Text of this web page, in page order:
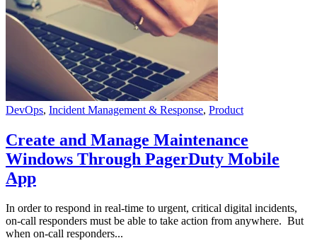
DevOps, Incident Management & Response, Product
Create and Manage Maintenance
Windows Through PagerDuty Mobile
App
In order to respond in real-time to urgent, critical digital incidents,
on-call responders must be able to take action from anywhere. But
when on-call responders...